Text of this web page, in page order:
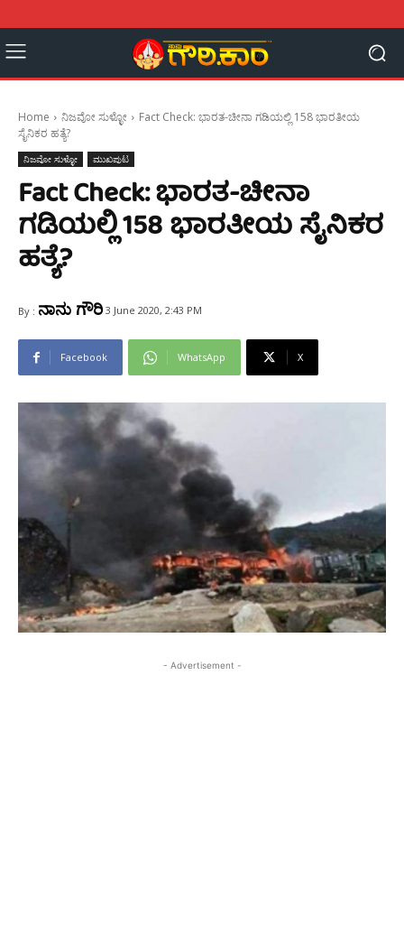
Home ನಿಜವೋ ಸುಳ್ಳೋ
Fact Check: ಭಾರತ-ಚೀನಾ ಗಡಿಯಲ್ಲಿ 158 ಭಾರತೀಯ
ಸೈನಿಕರ ಹತ್ಯೆ?
ನಿಜವೋ ಸುಳ್ಳೋ ಮುಖಪುಟ
Fact Check: ಭಾರತ-ಚೀನಾ
ಗಡಿಯಲ್ಲಿ 158 ಭಾರತೀಯ ಸೈನಿಕರ
ಹತ್ಯೆ?
By : ನಾನು ಗೌರಿ 3 June 2020, 2:43 PM
Facebook WhatsApp X
- Advertisement -